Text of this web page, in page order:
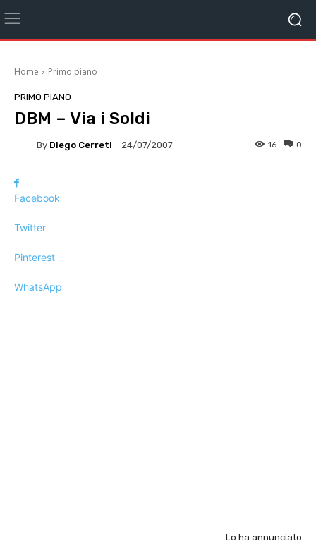
Home Primo piano
PRIMO PIANO
DBM – Via i Soldi
By Diego Cerreti 24/07/2007 0
16
Facebook
Twitter
Pinterest
WhatsApp
Lo ha annunciato